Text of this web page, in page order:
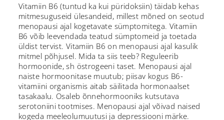
Vitamiin B6 (tuntud ka kui püridoksiin) täidab kehas
mitmesuguseid ülesandeid, millest mõned on seotud
menopausi ajal kogetavate sümptomitega. Vitamiin
B6 võib leevendada teatud sümptomeid ja toetada
üldist tervist. Vitamiin B6 on menopausi ajal kasulik
mitmel põhjusel. Mida ta siis teeb? Reguleerib
hormoonide, sh östrogeeni taset. Menopausi ajal
naiste hormoonitase muutub; piisav kogus B6-
vitamiini organismis aitab säilitada hormonaalset
tasakaalu. Osaleb õnnehormooniks kutsutava
serotoniini tootmises. Menopausi ajal võivad naised
kogeda meeleolumuutusi ja depressiooni märke.